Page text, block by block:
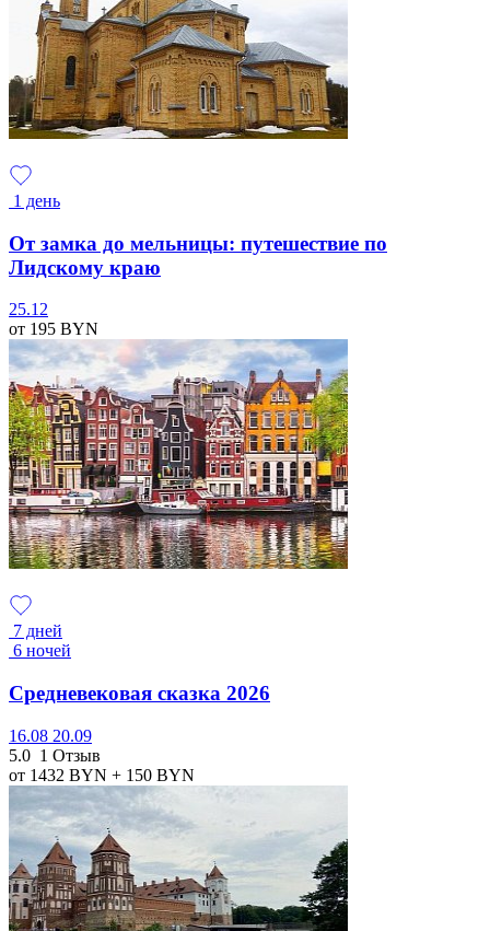
1 день
От замка до мельницы: путешествие по
Лидскому краю
25.12
от 195 BYN
7 дней
6 ночей
Средневековая сказка 2026
16.08 20.09
5.0 1 Отзыв
от 1432 BYN + 150 BYN